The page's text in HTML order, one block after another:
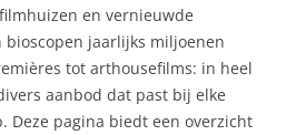
en vernieuwde
jaarlijks miljoenen
tot arthousefilms: in heel
aanbod dat past bij elke
Deze pagina biedt een overzicht